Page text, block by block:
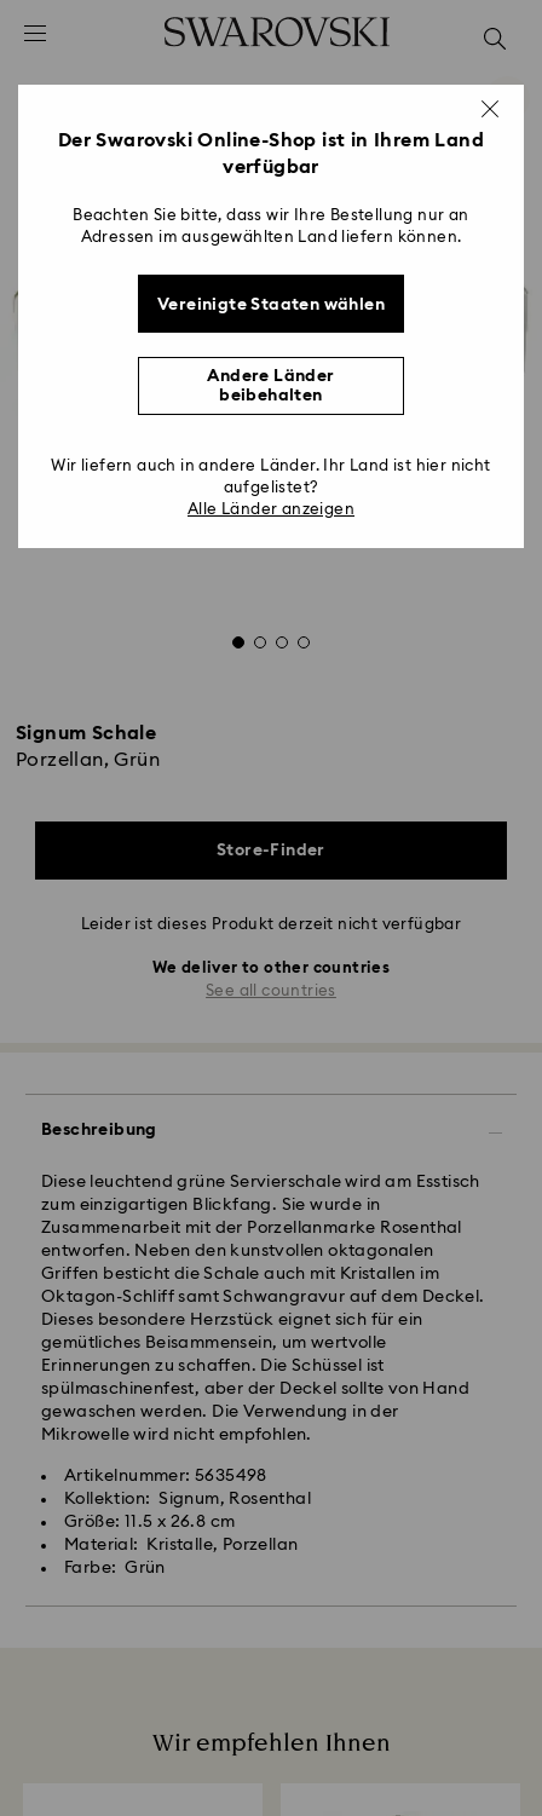
Liste Tastaturkürzel
2 - Footer
Signum Schale
Porzellan, Grün
Store-Finder
Leider ist dieses Produkt derzeit nicht verfügbar
We deliver to other countries
See all countries
Beschreibung
Diese leuchtend grüne Servierschale wird am Esstisch
zum einzigartigen Blickfang. Sie wurde in
Zusammenarbeit mit der Porzellanmarke Rosenthal
entworfen. Neben den kunstvollen oktagonalen
Griffen besticht die Schale auch mit Kristallen im
Oktagon-Schliff samt Schwangravur auf dem Deckel.
Dieses besondere Herzstück eignet sich für ein
gemütliches Beisammensein, um wertvolle
Erinnerungen zu schaffen. Die Schüssel ist
spülmaschinenfest, aber der Deckel sollte von Hand
gewaschen werden. Die Verwendung in der
Mikrowelle wird nicht empfohlen.
Artikelnummer: 5635498
Kollektion: Signum, Rosenthal
Größe: 11.5 x 26.8 cm
Material: Kristalle, Porzellan
Farbe: Grün
Wir empfehlen Ihnen
Der Swarovski Online-Shop ist in Ihrem Land
verfügbar
Beachten Sie bitte, dass wir Ihre Bestellung nur an
Adressen im ausgewählten Land liefern können.
Vereinigte Staaten wählen
Andere Länder
beibehalten
Wir liefern auch in andere Länder. Ihr Land ist hier nicht
aufgelistet?
Alle Länder anzeigen